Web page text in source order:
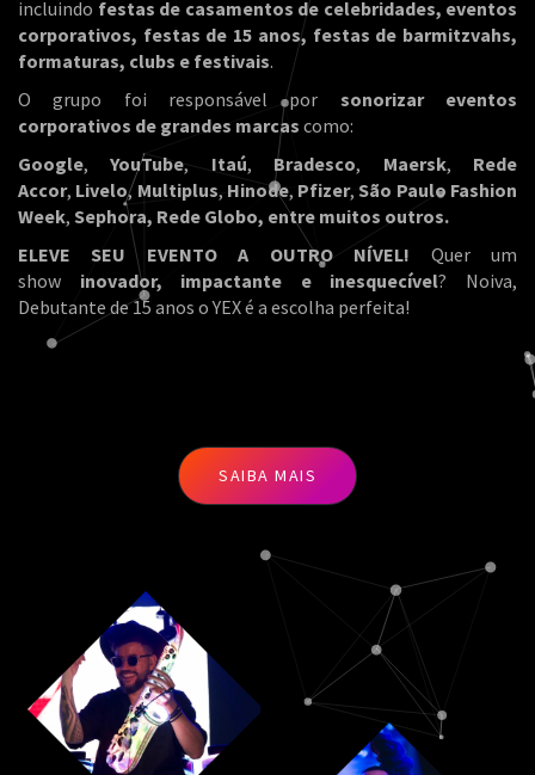
incluindo festas de casamentos de celebridades, eventos
corporativos, festas de 15 anos, festas de barmitzvahs,
formaturas, clubs e festivais.
O grupo foi responsável por sonorizar eventos
corporativos de grandes marcas como:
Google,YouTube, Itaú, Bradesco, Maersk, Rede
Accor, Livelo,Multiplus, Hinode, Pfizer,São Paulo Fashion
Week, Sephora, Rede Globo, entre muitos outros.
ELEVE SEU EVENTO A OUTRO NÍVEL! Quer um
show inovador, impactante e inesquecível? Noiva,
Debutante de 15 anos o YEX é a escolha perfeita!
SAIBA MAIS